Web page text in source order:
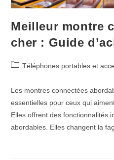
Meilleur montre
cher : Guide
PostTéléphones portables et
Les montres connectées
essentielles pour ceux qui
Elles offrent des fonctionnalités
abordables. Elles changent la